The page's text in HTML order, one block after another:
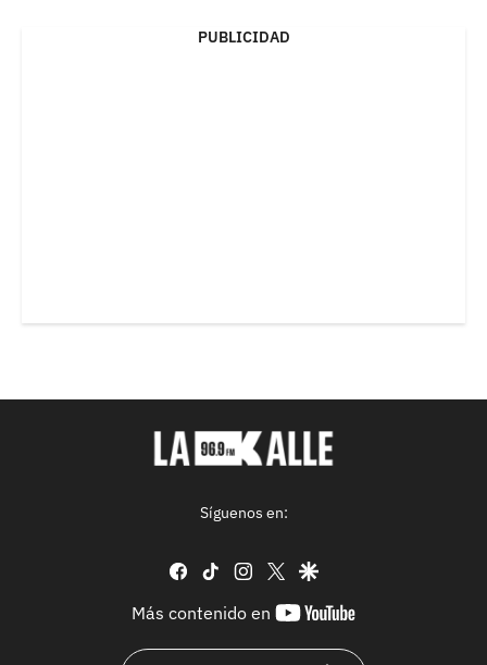
PUBLICIDAD
Síguenos en:
facebook
tiktok instagram
twittergoogle
Más contenido en
youtube-